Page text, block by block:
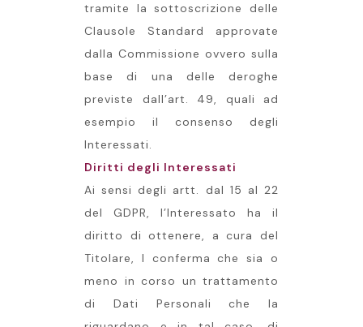
tramite la sottoscrizione delle
Clausole Standard approvate
dalla Commissione ovvero sulla
base di una delle deroghe
previste dall’art. 49, quali ad
esempio il consenso degli
Interessati.
Diritti degli Interessati
Ai sensi degli artt. dal 15 al 22
del GDPR, l’Interessato ha il
diritto di ottenere, a cura del
Titolare, l conferma che sia o
meno in corso un trattamento
di Dati Personali che la